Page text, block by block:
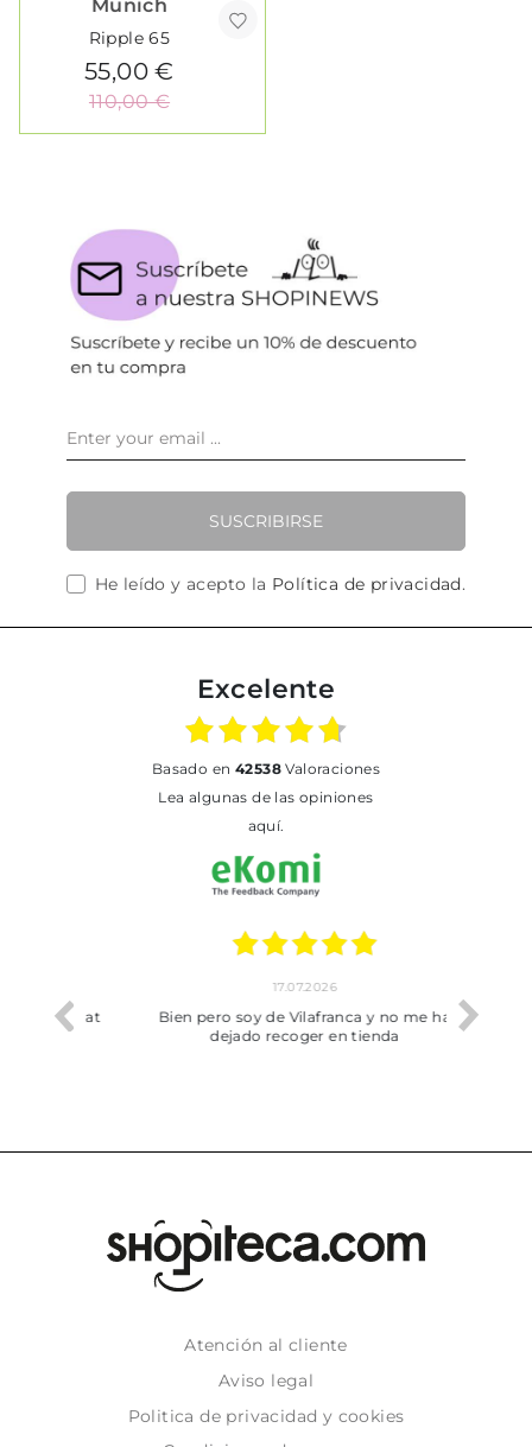
Munich
Ripple 65
55,00 €
110,00 €
SUSCRIBIRSE
He leído y acepto la Política de privacidad.
Excelente
basado en 42538Valoraciones
Lea algunas de las opiniones
aquí.
trobat
17.07.2026
Bien pero soy de Vilafranca y no me ha
dejado recoger en tienda
Atención al cliente
Aviso legal
Politica de privacidad y cookies